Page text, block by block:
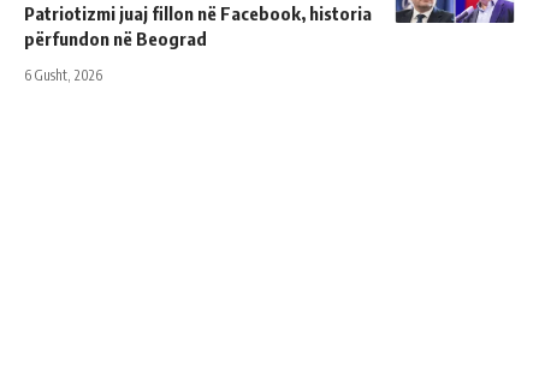
Patriotizmi juaj fillon në Facebook, historia
përfundon në Beograd
6 Gusht, 2026